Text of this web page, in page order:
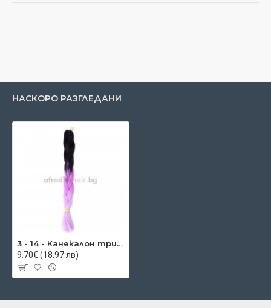
НАСКОРО РАЗГЛЕДАНИ
3 - 14 - Канекалон три цвята
9.70€ (18.97 лв)